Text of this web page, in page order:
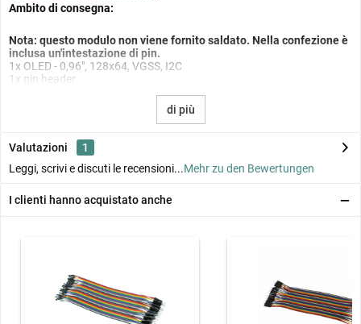
Ambito di consegna:
Nota: questo modulo non viene fornito saldato. Nella confezione è
inclusa un'intestazione di pin.
1x OLED - 0,96", 128x64, VGSS, I2C
1x pin header
di più
Valutazioni
1
Leggi, scrivi e discuti le recensioni...Mehr zu den Bewertungen
I clienti hanno acquistato anche